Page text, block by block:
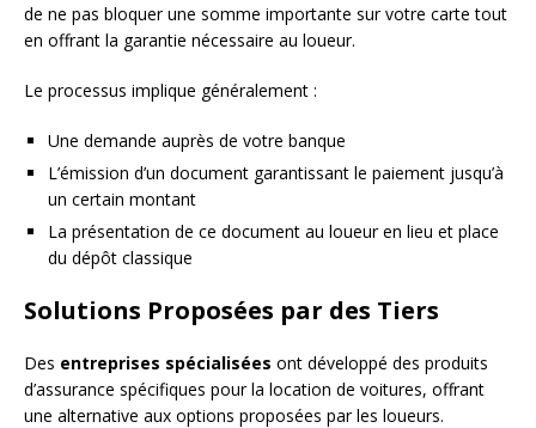
de ne pas bloquer une somme importante sur votre carte tout
en offrant la garantie nécessaire au loueur.
Le processus implique généralement :
Une demande auprès de votre banque
L’émission d’un document garantissant le paiement jusqu’à
un certain montant
La présentation de ce document au loueur en lieu et place
du dépôt classique
Solutions Proposées par des Tiers
Des entreprises spécialisées ont développé des produits
d’assurance spécifiques pour la location de voitures, offrant
une alternative aux options proposées par les loueurs.